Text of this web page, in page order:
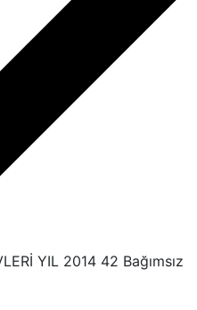
YIL 2014 42 Bağımsız